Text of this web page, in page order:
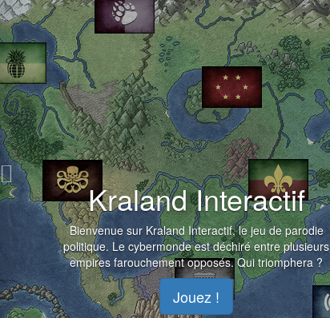
Kraland Interactif
Bienvenue sur Kraland Interactif, le jeu de parodie
politique. Le cybermonde est déchiré entre plusieurs
empires farouchement opposés. Qui triomphera ?
Jouez !